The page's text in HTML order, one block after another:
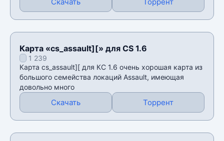
Карта «cs_assault][» для CS 1.6
1 239
Карта cs_assault][ для КС 1.6 очень хорошая карта из
большого семейства локаций Assault, имеющая
довольно много
Скачать Торрент